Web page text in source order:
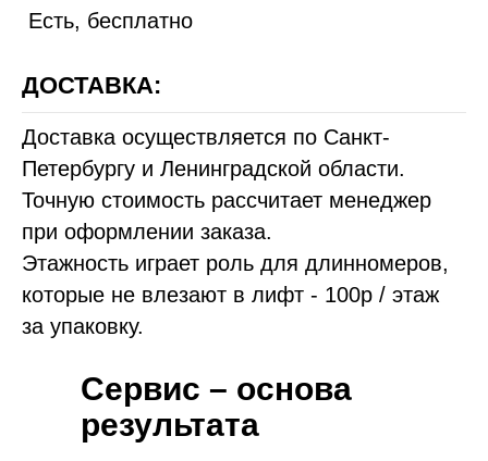
Есть, бесплатно
ДОСТАВКА:
Доставка осуществляется по Санкт-
Петербургу и Ленинградской области.
Точную стоимость рассчитает менеджер
при оформлении заказа.
Этажность играет роль для длинномеров,
которые не влезают в лифт - 100р / этаж
за упаковку.
Сервис – основа
результата